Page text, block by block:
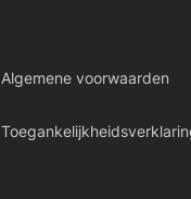
Algemene voorwaarden